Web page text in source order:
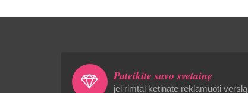
Pateikite savo svetainę
jei rimtai ketinate reklamuoti verslą